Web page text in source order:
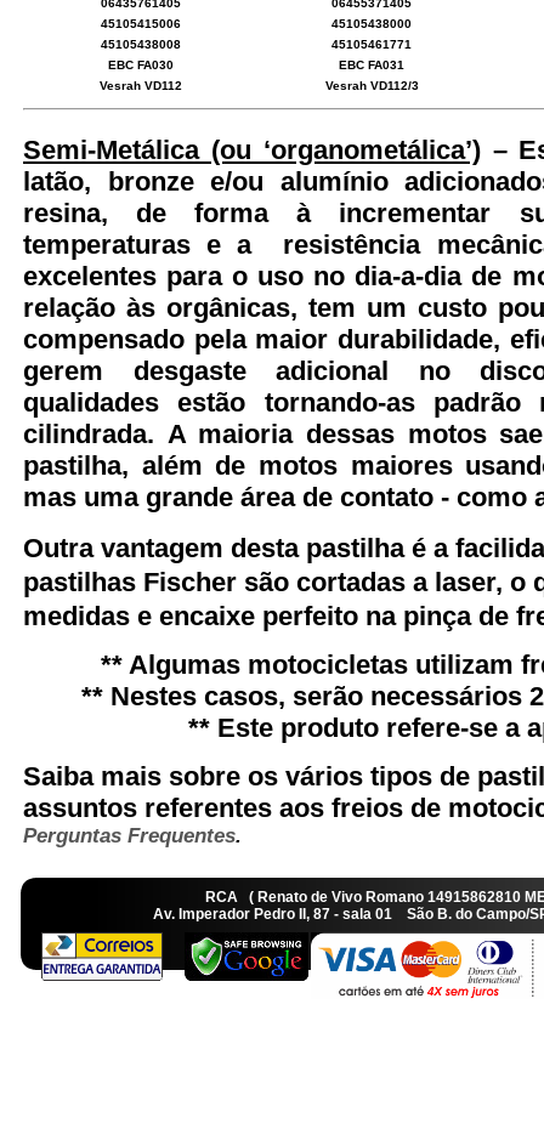
45105415006
45105438000
45105438008
45105461771
EBC FA030
EBC FA031
Vesrah VD112
Vesrah VD112/3
Semi-Metálica (ou ‘organometálica’)–
latão, bronze e/ou alumínio
resina, de forma à incrementar
temperaturas e a resistência
excelentes para o uso no dia-a-dia de
relação às orgânicas, tem um custo
compensado pela maior durabilidade,
gerem desgaste adicional no
qualidades estão tornando-as
cilindrada. A maioria dessas motos
pastilha, além de motos maiores
mas uma grande área de contato - como
Outra vantagem desta pastilha é a
pastilhas Fischer são cortadas a laser, o
medidas e encaixe perfeito na pinça de
** Algumas motocicletas utilizam
** Nestes casos, serão necessários
** Este produto refere-se a
Saiba mais sobre os vários tipos de
assuntos referentes aos freios de
Perguntas Frequentes.
RCA ( Renato de Vivo Romano
Av. Imperador Pedro II, 87 - sala 01 São B. do